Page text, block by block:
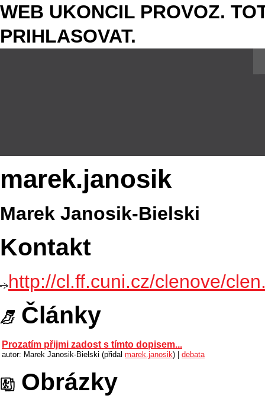
WEB UKONCIL PROVOZ.
PRIHLASOVAT.
marek.janosik
Marek Janosik-Bielski
Kontakt
http://cl.ff.cuni.cz/clenove/
Články
Prozatím přijmi zadost s tímto dopisem...
autor: Marek Janosik-Bielski (přidal marek.janosik) | debata
Obrázky